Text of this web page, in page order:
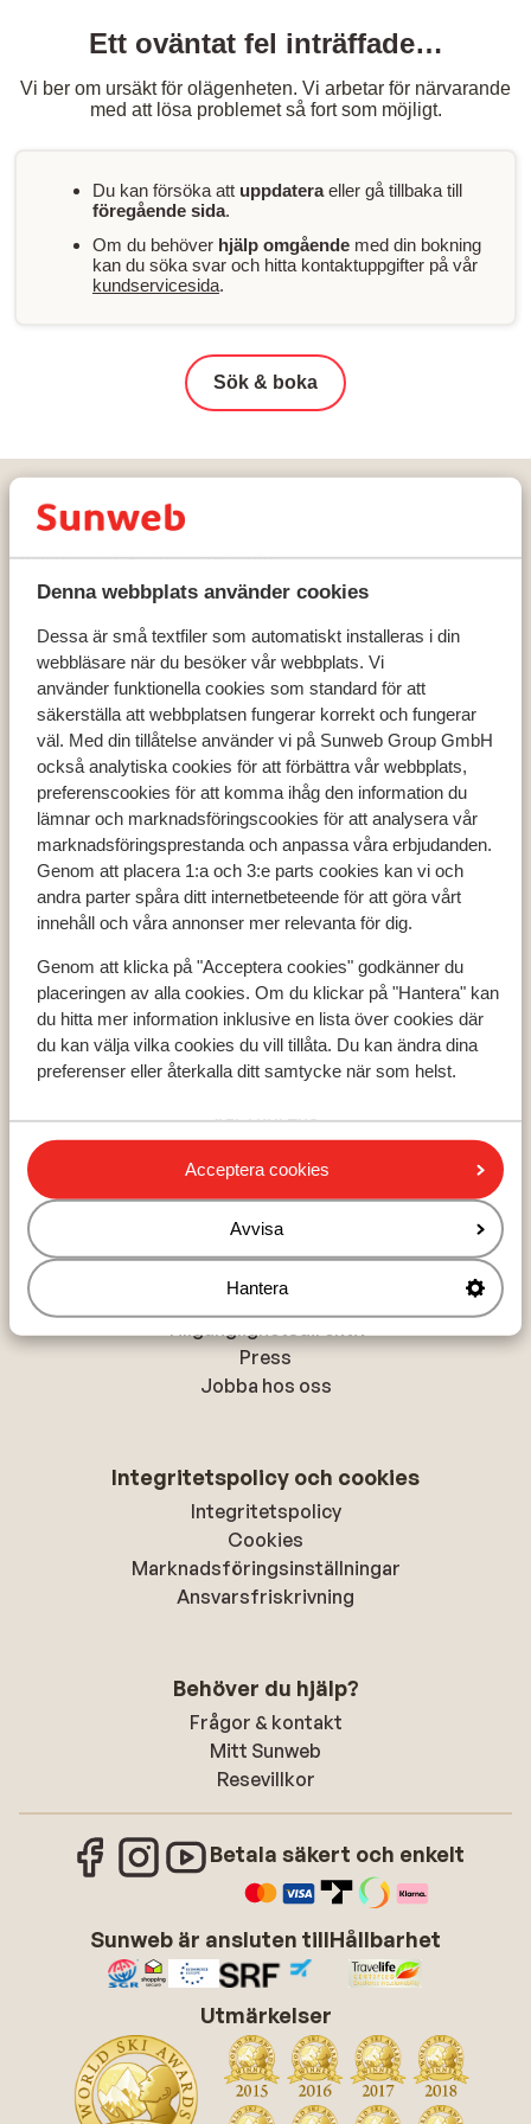
Denna webbplats använder cookies
Dessa är små textfiler som automatiskt installeras i din
webbläsare när du besöker vår webbplats. Vi
använder funktionella cookies som standard för att
säkerställa att webbplatsen fungerar korrekt och fungerar
väl. Med din tillåtelse använder vi på Sunweb Group GmbH
också analytiska cookies för att förbättra vår webbplats,
preferenscookies för att komma ihåg den information du
lämnar och marknadsföringscookies för att analysera vår
marknadsföringsprestanda och anpassa våra erbjudanden.
Genom att placera 1:a och 3:e parts cookies kan vi och
andra parter spåra ditt internetbeteende för att göra vårt
innehåll och våra annonser mer relevanta för dig.
Genom att klicka på "Acceptera cookies" godkänner du
placeringen av alla cookies. Om du klickar på "Hantera" kan
du hitta mer information inklusive en lista över cookies där
du kan välja vilka cookies du vill tillåta. Du kan ändra dina
preferenser eller återkalla ditt samtycke när som helst.
Acceptera cookies
Avvisa
Hantera
Ett oväntat fel inträffade…
Vi ber om ursäkt för olägenheten. Vi arbetar för närvarande
med att lösa problemet så fort som möjligt.
Du kan försöka att uppdateraeller gå tillbaka till
föregående sida.
Om du behöver hjälp omgående med din bokning
kan du söka svar och hitta kontaktuppgifter på vår
kundservicesida.
Sök & boka
Salzburger Sportwelt - Ski Amadé
Alpenchalets Flachauer Gutshof
Populära länder
Österrike
Frankrike
Andorra
Populära destinationer
Ski Amadé
Zell am See - Kaprun
Les Trois Vallées
Populära skidområden
Val Thorens
La Plagne
Om Sunweb
Hållbar semester
Tillgänglighetsdirektiv
Press
Jobba hos oss
Integritetspolicy och cookies
Integritetspolicy
Cookies
Marknadsföringsinställningar
Ansvarsfriskrivning
Behöver du hjälp?
Frågor & kontakt
Mitt Sunweb
Resevillkor
Betala säkert och enkelt
Sunweb är ansluten tillHållbarhet
Utmärkelser